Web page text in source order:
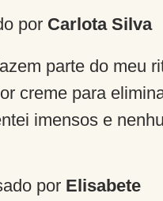
por Carlota Silva
parte do meu
creme para
imensos e
por Elisabete